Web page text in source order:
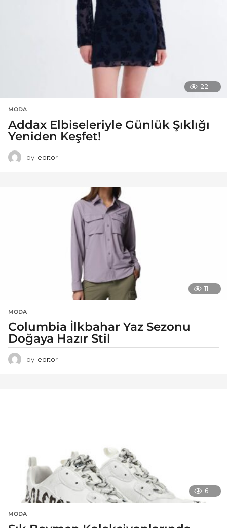
22
MODA
Addax Elbiseleriyle Günlük Şıklığı
Yeniden Keşfet!
by editor
11
MODA
Columbia İlkbahar Yaz Sezonu
Doğaya Hazır Stil
by editor
6
MODA